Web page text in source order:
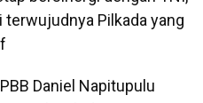
terwujudnya Pilkada yang
Daniel Napitupulu